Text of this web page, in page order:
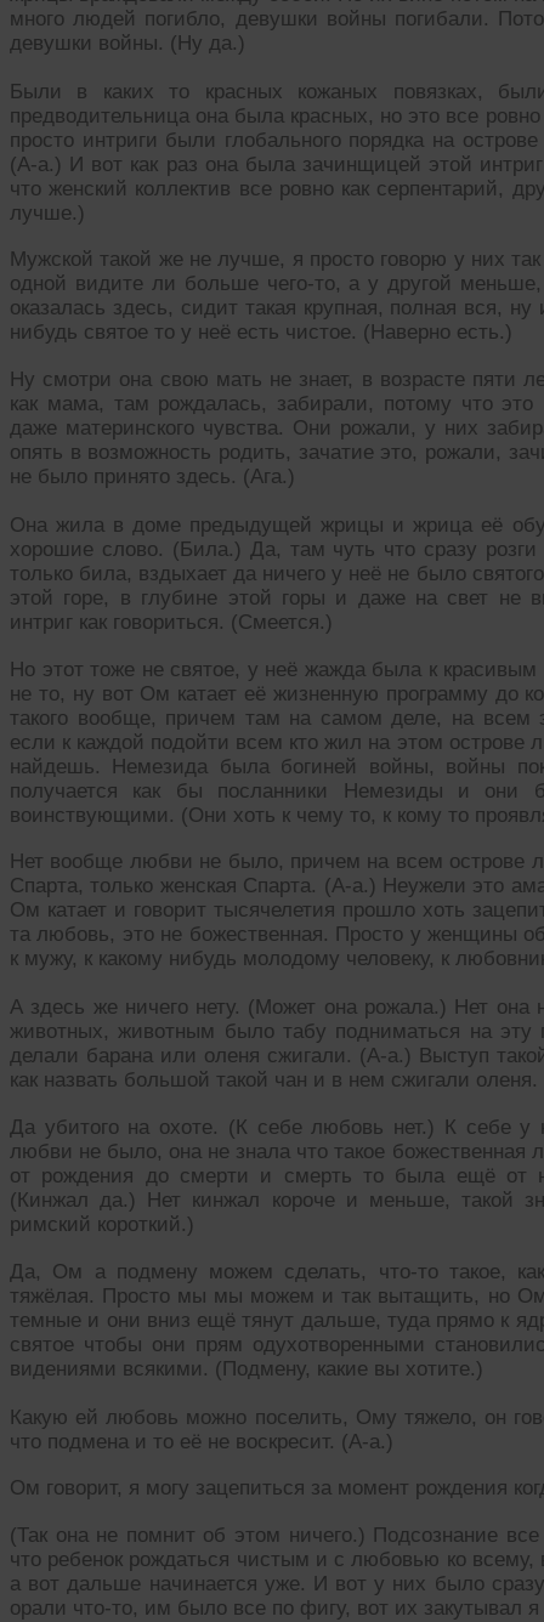
много людей погибло, девушки войны погибали.
девушки войны. (Ну да.)
Были в каких то красных кожаных повязках,
предводительница она была красных, но это все
просто интриги были глобального порядка на
(А-а.) И вот как раз она была зачинщицей этой
что женский коллектив все ровно как серпентарий,
лучше.)
Мужской такой же не лучше, я просто говорю у них
одной видите ли больше чего-то, а у другой
оказалась здесь, сидит такая крупная, полная вся,
нибудь святое то у неё есть чистое. (Наверно есть.)
Ну смотри она свою мать не знает, в возрасте пяти
как мама, там рождалась, забирали, потому что
даже материнского чувства. Они рожали, у них
опять в возможность родить, зачатие это, рожали,
не было принято здесь. (Ага.)
Она жила в доме предыдущей жрицы и жрица её
хорошие слово. (Била.) Да, там чуть что сразу
только била, вздыхает да ничего у неё не было
этой горе, в глубине этой горы и даже на свет не
интриг как говориться. (Смеется.)
Но этот тоже не святое, у неё жажда была к
не то, ну вот Ом катает её жизненную программу до
такого вообще, причем там на самом деле, на всем
если к каждой подойти всем кто жил на этом острове
найдешь. Немезида была богиней войны, войны
получается как бы посланники Немезиды и
воинствующими. (Они хоть к чему то, к кому то
Нет вообще любви не было, причем на всем острове
Спарта, только женская Спарта. (А-а.) Неужели это
Ом катает и говорит тысячелетия прошло хоть
та любовь, это не божественная. Просто у женщины
к мужу, к какому нибудь молодому человеку, к
А здесь же ничего нету. (Может она рожала.) Нет
животных, животным было табу подниматься на эту
делали барана или оленя сжигали. (А-а.) Выступ
как назвать большой такой чан и в нем сжигали
Да убитого на охоте. (К себе любовь нет.) К себе
любви не было, она не знала что такое божественная
от рождения до смерти и смерть то была ещё от
(Кинжал да.) Нет кинжал короче и меньше, такой
римский короткий.)
Да, Ом а подмену можем сделать, что-то такое,
тяжёлая. Просто мы мы можем и так вытащить, но Ом
темные и они вниз ещё тянут дальше, туда прямо к
святое чтобы они прям одухотворенными
видениями всякими. (Подмену, какие вы хотите.)
Какую ей любовь можно поселить, Ому тяжело, он
что подмена и то её не воскресит. (А-а.)
Ом говорит, я могу зацепиться за момент рождения
(Так она не помнит об этом ничего.) Подсознание
что ребенок рождаться чистым и с любовью ко всему,
а вот дальше начинается уже. И вот у них было
орали что-то, им было все по фигу, вот их закутывал